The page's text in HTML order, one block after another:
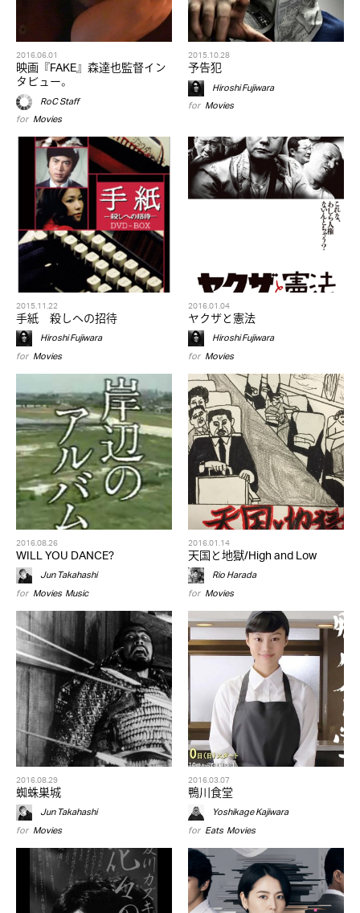
2016.06.01
映画『FAKE』森達也監督イン
タビュー。
RoC Staff
for Movies
2015.10.28
予告犯
Hiroshi Fujiwara
for Movies
2015.11.22
手紙 殺しへの招待
Hiroshi Fujiwara
for Movies
2016.01.04
ヤクザと憲法
Hiroshi Fujiwara
for Movies
2016.08.26
WILL YOU DANCE?
Jun Takahashi
for Movies,Music
2016.01.14
天国と地獄/High and Low
Rio Harada
for Movies
2016.08.29
蜘蛛巣城
Jun Takahashi
for Movies
2016.03.07
鴨川食堂
Yoshikage Kajiwara
for Eats,Movies